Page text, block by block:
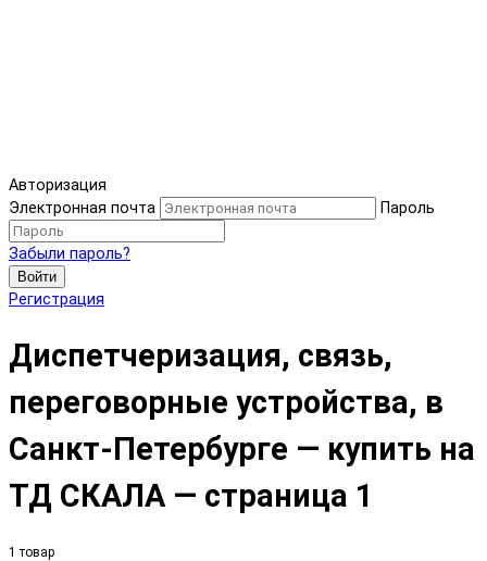
Авторизация
Электронная почта
Пароль
Забыли пароль?
Войти
Регистрация
Диспетчеризация, связь,
переговорные устройства, в
Санкт-Петербурге — купить на
ТД СКАЛА — страница 1
1 товар